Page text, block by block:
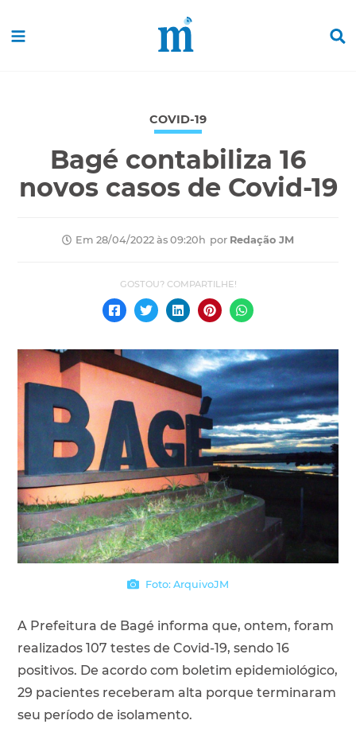
COVID-19
Bagé contabiliza 16
novos casos de Covid-19
Em 28/04/2022 às 09:20h por Redação JM
Foto: ArquivoJM
A Prefeitura de Bagé informa que, ontem, foram
realizados 107 testes de Covid-19, sendo 16
positivos. De acordo com boletim epidemiológico,
29 pacientes receberam alta porque terminaram
seu período de isolamento.